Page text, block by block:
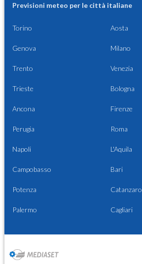
Previsioni meteo per le città italiane
Torino Aosta
Genova Milano
Trento Venezia
Trieste Bologna
Ancona Firenze
Perugia Roma
Napoli L'Aquila
Campobasso Bari
Potenza Catanzaro
Palermo Cagliari